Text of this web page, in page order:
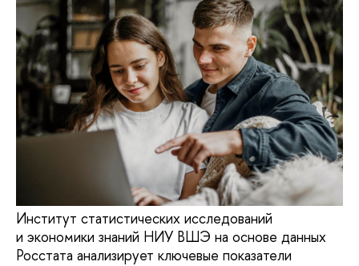
Институт статистических исследований
и экономики знаний НИУ ВШЭ на основе данных
Росстата анализирует ключевые показатели